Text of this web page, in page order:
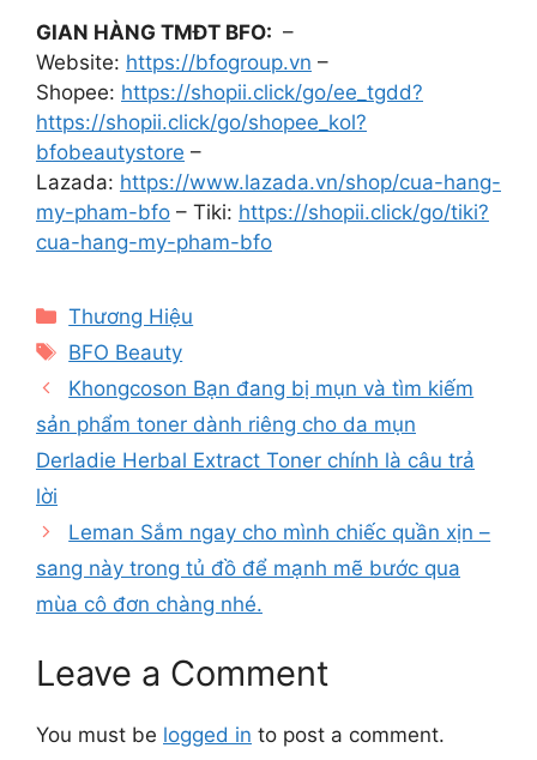
GIAN HÀNG TMĐT BFO: –
Website: https://bfogroup.vn –
Shopee: https://shopii.click/go/ee_tgdd?
https://shopii.click/go/shopee_kol?
bfobeautystore –
Lazada: https://www.lazada.vn/shop/cua-hang-
my-pham-bfo – Tiki: https://shopii.click/go/tiki?
cua-hang-my-pham-bfo
Categories
Thương Hiệu
Tags
BFO Beauty
Khongcoson Bạn đang bị mụn và tìm kiếm
sản phẩm toner dành riêng cho da mụn
Derladie Herbal Extract Toner chính là câu trả
lời
Leman Sắm ngay cho mình chiếc quần xịn –
sang này trong tủ đồ để mạnh mẽ bước qua
mùa cô đơn chàng nhé.
Leave a Comment
You must be logged in to post a comment.